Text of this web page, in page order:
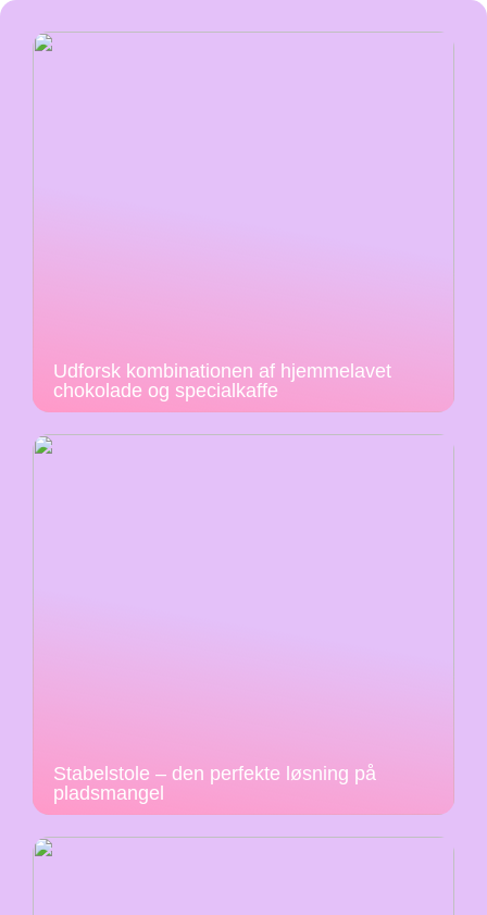
Udforsk kombinationen af hjemmelavet
chokolade og specialkaffe
Stabelstole – den perfekte løsning på
pladsmangel